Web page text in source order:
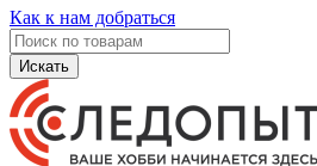
Как к нам добраться
Искать